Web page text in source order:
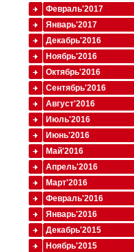
Февраль'2017
Январь'2017
Декабрь'2016
Ноябрь'2016
Октябрь'2016
Сентябрь'2016
Август'2016
Июль'2016
Июнь'2016
Май'2016
Апрель'2016
Март'2016
Февраль'2016
Январь'2016
Декабрь'2015
Ноябрь'2015